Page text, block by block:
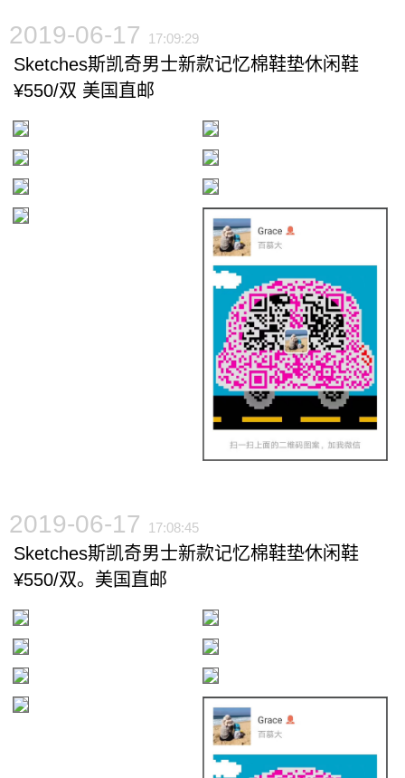
2019-06-17 17:09:29
Sketches斯凯奇男士新款记忆棉鞋垫休闲鞋
¥550/双 美国直邮
2019-06-17 17:08:45
Sketches斯凯奇男士新款记忆棉鞋垫休闲鞋
¥550/双。美国直邮